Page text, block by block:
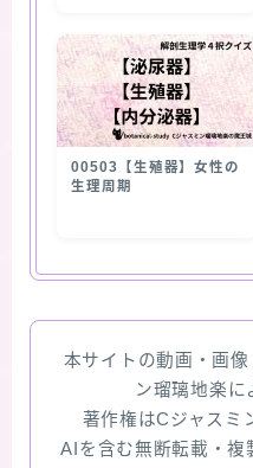
00503【生殖器】女性の
生理周期
本サイトの動画・画
ン瑠璃地楽に
著作権はCジャスミ
AIを含む無断転載・複